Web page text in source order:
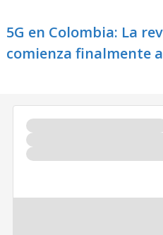
5G en Colombia: La
comienza finalmente